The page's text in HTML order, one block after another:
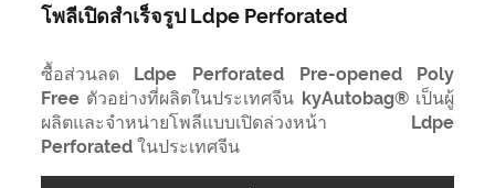
โพลีเปิดสำเร็จรูป Ldpe Perforated
ซื้อส่วนลด Ldpe Perforated Pre-opened Poly
Free ตัวอย่างที่ผลิตในประเทศจีน kyAutobag® เป็นผู้
ผลิตและจำหน่ายโพลีแบบเปิดล่วงหน้า Ldpe
Perforated ในประเทศจีน